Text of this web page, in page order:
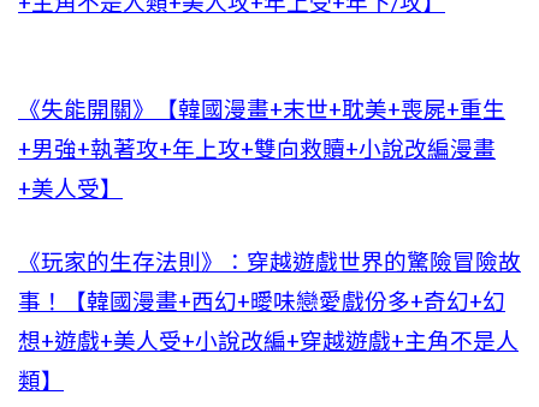
《失能開關》【韓國漫畫+末世+耽美+喪屍+重生
+男強+執著攻+年上攻+雙向救贖+小說改編漫畫
+美人受】
《玩家的生存法則》：穿越遊戲世界的驚險冒險故
事！【韓國漫畫+西幻+曖味戀愛戲份多+奇幻+幻
想+遊戲+美人受+小說改編+穿越遊戲+主角不是人
類】